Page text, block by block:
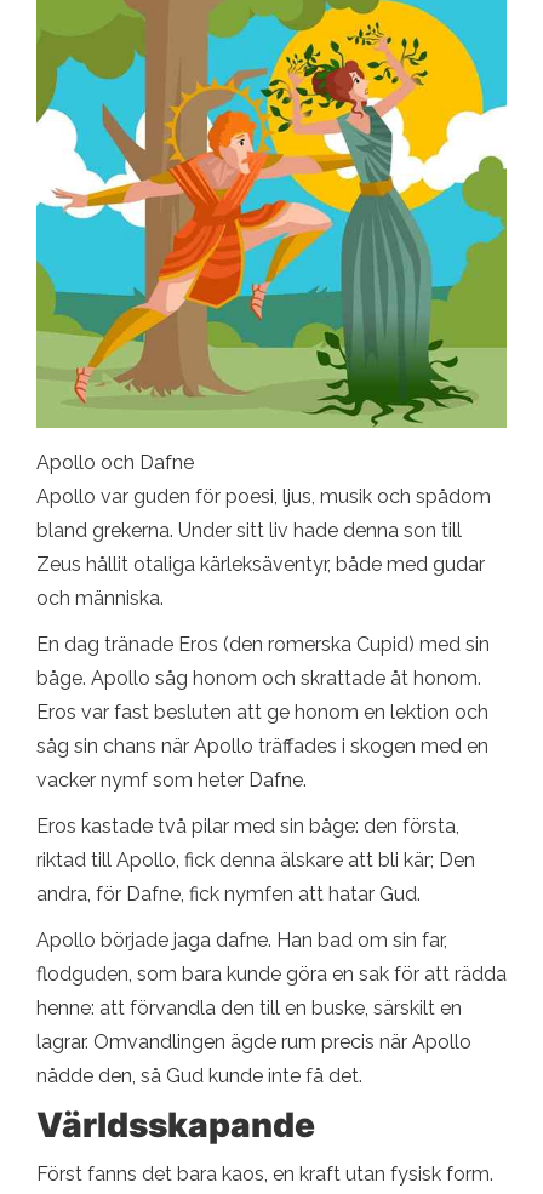
Apollo och Dafne
Apollo var guden för poesi, ljus, musik och spådom
bland grekerna. Under sitt liv hade denna son till
Zeus hållit otaliga kärleksäventyr, både med gudar
och människa.
En dag tränade Eros (den romerska Cupid) med sin
båge. Apollo såg honom och skrattade åt honom.
Eros var fast besluten att ge honom en lektion och
såg sin chans när Apollo träffades i skogen med en
vacker nymf som heter Dafne.
Eros kastade två pilar med sin båge: den första,
riktad till Apollo, fick denna älskare att bli kär; Den
andra, för Dafne, fick nymfen att hatar Gud.
Apollo började jaga dafne. Han bad om sin far,
flodguden, som bara kunde göra en sak för att rädda
henne: att förvandla den till en buske, särskilt en
lagrar. Omvandlingen ägde rum precis när Apollo
nådde den, så Gud kunde inte få det.
Världsskapande
Först fanns det bara kaos, en kraft utan fysisk form.